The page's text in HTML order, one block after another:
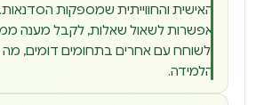
האישית והחווייתית שמספקות
אפשרות לשאול שאלות, לקבל מענה
ולשוחח עם אחרים בתחומים דומים,
הלמידה.